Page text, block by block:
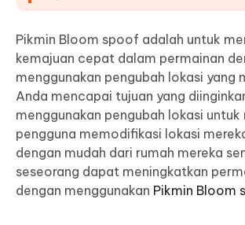
Pikmin Bloom spoof adalah untuk
kemajuan cepat dalam permainan
menggunakan pengubah lokasi yang
Anda mencapai tujuan yang
menggunakan pengubah lokasi untuk
pengguna memodifikasi lokasi
dengan mudah dari rumah mereka
seseorang dapat meningkatkan
dengan menggunakan Pikmin Bloom